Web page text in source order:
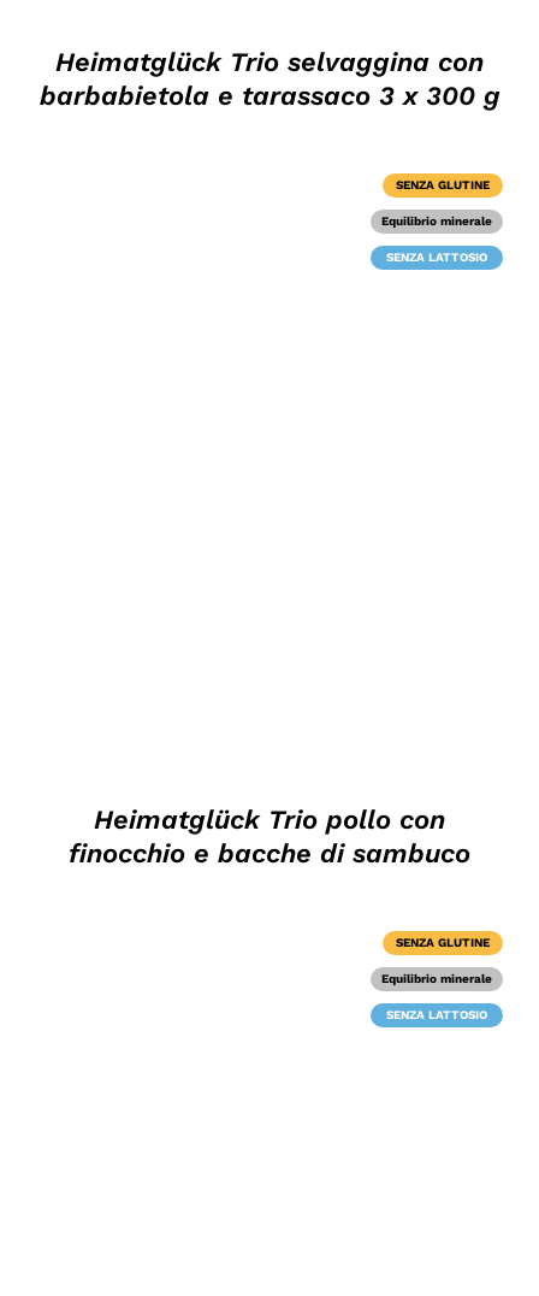
Heimatglück Trio selvaggina con
barbabietola e tarassaco 3 x 300 g
SENZA GLUTINE
Equilibrio minerale
SENZA LATTOSIO
Heimatglück Trio pollo con
finocchio e bacche di sambuco
SENZA LATTOSIO
SENZA GLUTINE
Equilibrio minerale